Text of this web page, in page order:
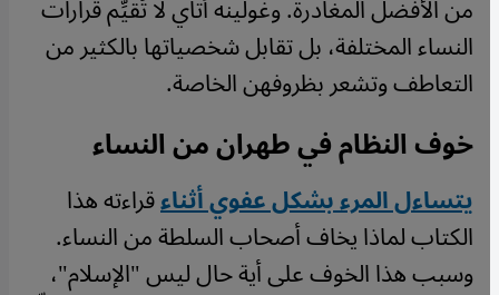
من الأفضل المغادرة. وغولينه أتاي لا تُقيِّم قرارات
النساء المختلفة، بل تقابل شخصياتها بالكثير من
التعاطف وتشعر بظروفهن الخاصة.
خوف النظام في طهران من النساء
يتساءل المرء بشكل عفوي أثناءقراءته هذا
الكتاب لماذا يخاف أصحاب السلطة من النساء.
وسبب هذا الخوف على أية حال ليس "الإسلام"،